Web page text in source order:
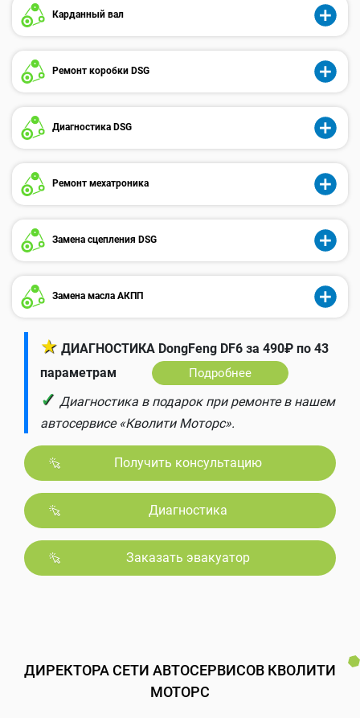
Карданный вал
Ремонт коробки DSG
Диагностика DSG
Ремонт мехатроника
Замена сцепления DSG
Замена масла АКПП
★ ДИАГНОСТИКА DongFeng DF6 за 490₽ по 43
параметрам
Подробнее
✓ Диагностика в подарок при ремонте в нашем
автосервисе «Кволити Моторс».
Получить консультацию
Диагностика
Заказать эвакуатор
ДИРЕКТОРА СЕТИ АВТОСЕРВИСОВ КВОЛИТИ
МОТОРС